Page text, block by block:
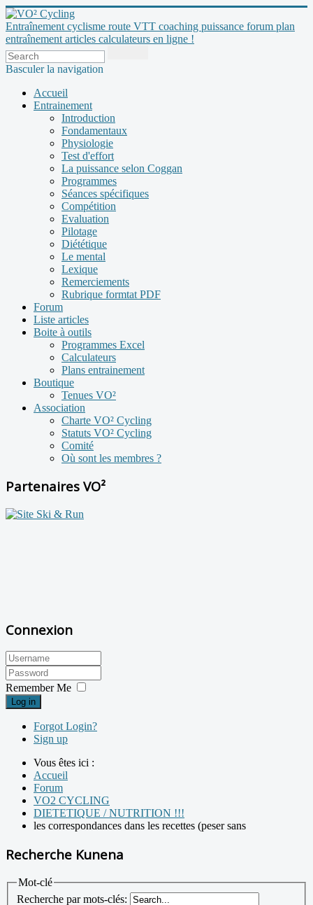
Entraînement cyclisme route VTT coaching puissance forum plan
entraînement articles calculateurs en ligne !
Basculer la navigation
Accueil
Entrainement
Introduction
Fondamentaux
Physiologie
Test d'effort
La puissance selon Coggan
Programmes
Séances spécifiques
Compétition
Evaluation
Pilotage
Diététique
Le mental
Lexique
Remerciements
Rubrique formtat PDF
Forum
Liste articles
Boite à outils
Programmes Excel
Calculateurs
Plans entrainement
Boutique
Tenues VO²
Association
Charte VO² Cycling
Statuts VO² Cycling
Comité
Où sont les membres ?
Partenaires VO²
Connexion
Remember Me
Log in
Forgot Login?
Sign up
Vous êtes ici :
Accueil
Forum
VO2 CYCLING
DIETETIQUE / NUTRITION !!!
les correspondances dans les recettes (peser sans
Recherche Kunena
Mot-clé
Recherche par mots-clés: